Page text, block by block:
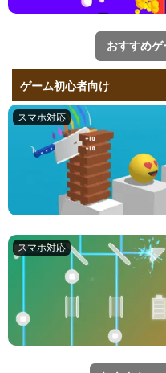
おすすめ
ゲーム初心者向け